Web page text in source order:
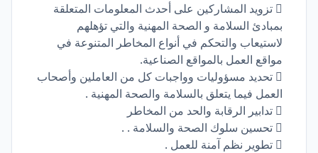
 تزويد المشاركين على أحدث المعلومات المتعلقة
بمبادئ السلامة و الصحة المهنية والتي تؤهلهم
لاستيعاب والتحكم في أنواع المخاطر المتنوعة في
مواقع العمل بالمواقع الصناعية.
 تحديد مسؤوليات وواجبات كل من العاملين وأصحاب
العمل فيما يتعلق بالسلامة والصحة المهنية .
 تدابير الرقابة والحد من المخاطر
 تحسين سلوك الصحة والسلامة . .
 تطوير نظم آمنة للعمل .